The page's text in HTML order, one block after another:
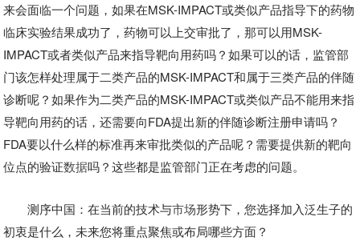
来会面临一个问题，如果在MSK-IMPACT或类似产品指导下的药物
临床实验结果成功了，药物可以上交审批了，那可以用MSK-
IMPACT或者类似产品来指导靶向用药吗？如果可以的话，监管部
门该怎样处理属于二类产品的MSK-IMPACT和属于三类产品的伴随
诊断呢？如果作为二类产品的MSK-IMPACT或类似产品不能用来指
导靶向用药的话，还需要向FDA提出新的伴随诊断注册申请吗？
FDA要以什么样的标准再来审批类似的产品呢？需要提供新的靶向
位点的验证数据吗？这些都是监管部门正在考虑的问题。
测序中国：在当前的技术与市场形势下，您选择加入泛生子的
初衷是什么，未来您将重点聚焦或布局哪些方面？